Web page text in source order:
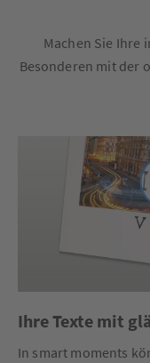
Machen Sie Ihre
Besonderen mit der
Ihre Texte mit
In smart moments